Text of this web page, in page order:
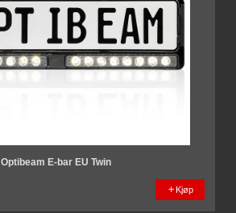
Optibeam E-bar EU Twin
Kjøp